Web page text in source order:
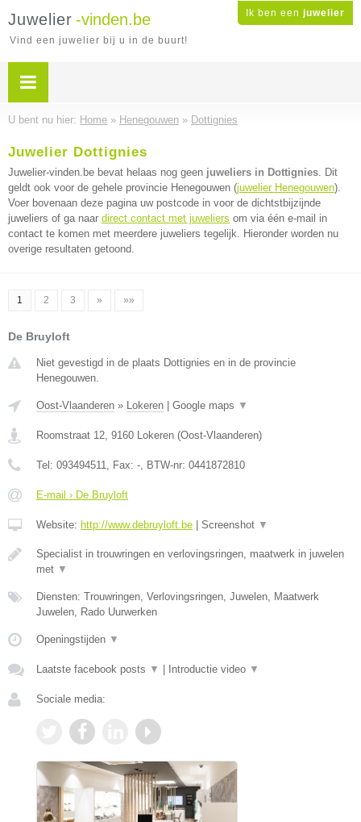
Ik ben een juwelier
Juwelier -vinden.be
Vind een juwelier bij u in de buurt!
U bent nu hier: Home » Henegouwen » Dottignies
Juwelier Dottignies
Juwelier-vinden.be bevat helaas nog geen juweliers in Dottignies. Dit
geldt ook voor de gehele provincie Henegouwen (juwelier Henegouwen).
Voer bovenaan deze pagina uw postcode in voor de dichtstbijzijnde
juweliers of ga naar direct contact met juweliers om via één e-mail in
contact te komen met meerdere juweliers tegelijk. Hieronder worden nu
overige resultaten getoond.
1 2 3 » »»
De Bruyloft
Niet gevestigd in de plaats Dottignies en in de provincie
Henegouwen.
Oost-Vlaanderen » Lokeren Google maps ▼
Roomstraat 12, 9160 Lokeren (Oost-Vlaanderen)
Tel: 093494511, Fax: -, BTW-nr: 0441872810
E-mail › De Bruyloft
Website: http://www.debruyloft.be Screenshot ▼
Specialist in trouwringen en verlovingsringen, maatwerk in juwelen
met ▼
Diensten: Trouwringen, Verlovingsringen, Juwelen, Maatwerk
Juwelen, Rado Uurwerken
Openingstijden ▼
Laatste facebook posts ▼ Introductie video ▼
Sociale media: